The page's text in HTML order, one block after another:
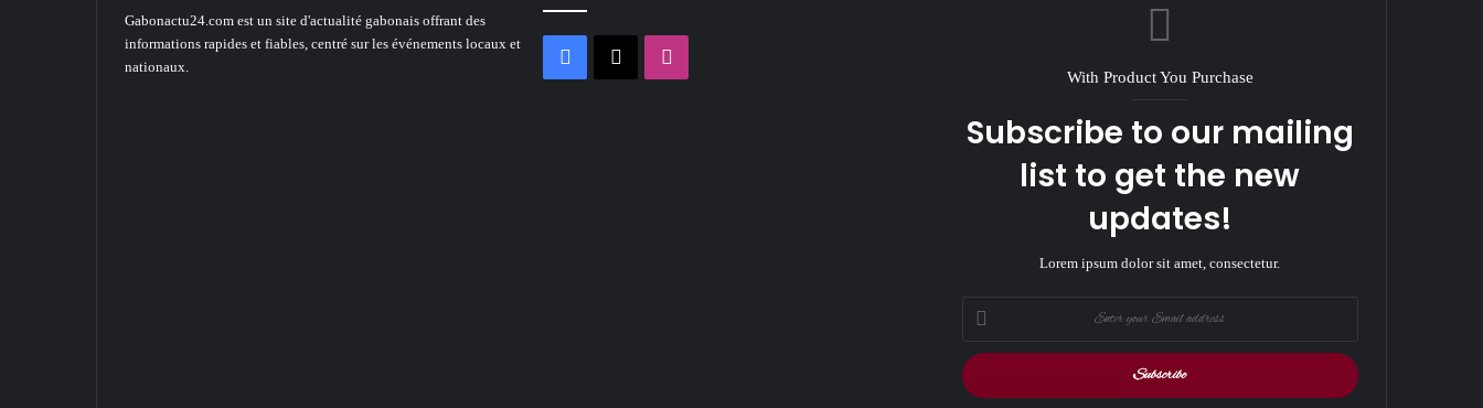
Gabonactu24.com est un site d'actualité gabonais offrant des
informations rapides et fiables, centré sur les événements locaux et
nationaux.
Facebook
X
With Product You Purchase
Subscribe to our mailing
list to get the new
updates!
Lorem ipsum dolor sit amet, consectetur.
Enter
your
Email
address